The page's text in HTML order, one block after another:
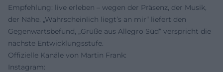
Empfehlung: live erleben – wegen der Präsenz, der Musik,
der Nähe. „Wahrscheinlich liegt’s an mir“ liefert den
Gegenwartsbefund, „Grüße aus Allegro Süd“ verspricht die
nächste Entwicklungsstufe.
Offizielle Kanäle von Martin Frank:
Instagram: